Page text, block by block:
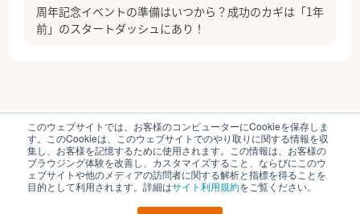
このウェブサイトでは、お客様のコンピューターにCookieを保存しま
す。このCookieは、このウェブサイトでのやり取りに関する情報を収
集し、お客様を記憶するために使用されます。この情報は、お客様の
ブラウジング体験を改善し、カスタマイズすること、ならびにこのウ
ェブサイトや他のメディアの訪問者に関する解析と指標を得ることを
目的として利用されます。詳細はサイト利用規約をご覧ください。
周年記念イベントの準備はいつから？成功のカギは「1年
前」のスタートダッシュにあり！
ブイキューブのはたらく研究部とは 運営会社
個人情報保護方針 各種お問い合わせ
© V-cube, Inc. All Rights Reserved.